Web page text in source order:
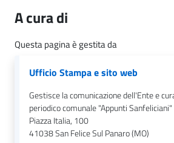
telematico
Tutti
argomenti...
A cura di
Questa pagina è gestita da
Ufficio Stampa e sito web
Gestisce la comunicazione dell'Ente e
periodico comunale "Appunti Sanfeliciani"
Piazza Italia, 100
41038San Felice Sul Panaro (MO)